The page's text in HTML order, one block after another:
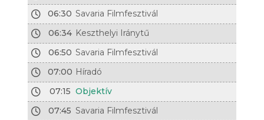
06:30 Savaria Filmfesztivál
06:34 Keszthelyi Iránytű
06:50 Savaria Filmfesztivál
07:00 Híradó
07:15 Objektív
07:45 Savaria Filmfesztivál